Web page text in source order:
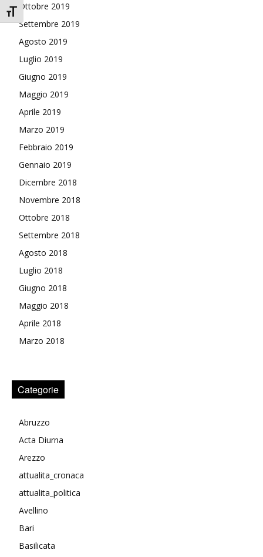
Attiva/disattiva dimensione testo
Ottobre 2019
Settembre 2019
Agosto 2019
Luglio 2019
Giugno 2019
Maggio 2019
Aprile 2019
Marzo 2019
Febbraio 2019
Gennaio 2019
Dicembre 2018
Novembre 2018
Ottobre 2018
Settembre 2018
Agosto 2018
Luglio 2018
Giugno 2018
Maggio 2018
Aprile 2018
Marzo 2018
Categorie
Abruzzo
Acta Diurna
Arezzo
attualita_cronaca
attualita_politica
Avellino
Bari
Basilicata